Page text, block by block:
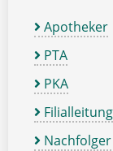
Apotheker
PTA
PKA
Filialleitung
Nachfolger